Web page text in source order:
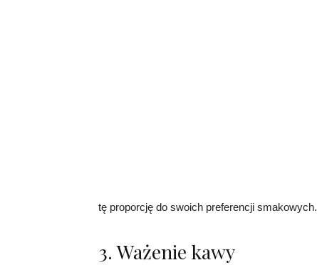
tę proporcję do swoich preferencji smakowych.
3. Ważenie kawy